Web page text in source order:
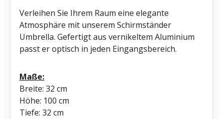
Verleihen Sie Ihrem Raum eine elegante
Atmosphäre mit unserem Schirmständer
Umbrella. Gefertigt aus vernikeltem Aluminium
passt er optisch in jeden Eingangsbereich.
Maße:
Breite: 32 cm
Höhe: 100 cm
Tiefe: 32 cm